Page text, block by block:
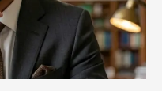
مستحکم
کرنے
کی
بجائے
مسائل